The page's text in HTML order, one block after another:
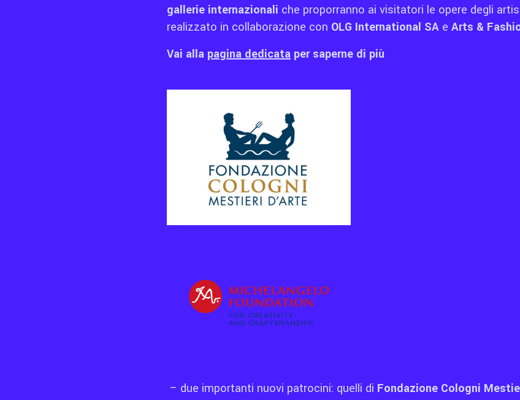
gallerie internazionali che proporranno ai visitatori le opere degli
realizzato in collaborazione con OLG International SA e Arts &
Vai alla pagina dedicata per saperne di più
– due importanti nuovi patrocini: quelli di Fondazione Cologni